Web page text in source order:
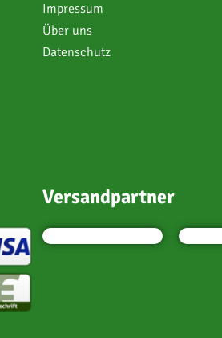
Impressum
Über uns
Datenschutz
Versandpartner